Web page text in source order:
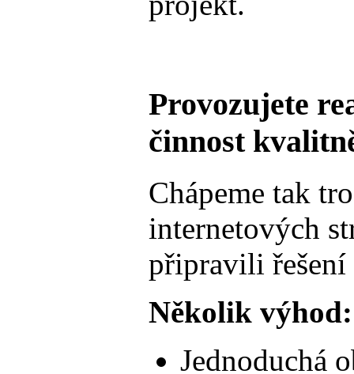
Provozujete
činnost
Chápeme tak
internetových
připravili řešení
Několik výhod:
Jednoduchá